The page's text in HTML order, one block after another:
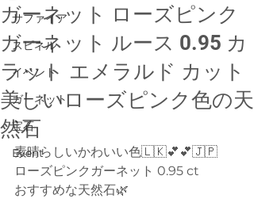
サファイア
スピネル
イベント
ガーネット
宝石
Event
ガーネット ローズピンク
ガーネット ルース 0.95 カ
ラット エメラルド カット
美しいローズピンク色の天
然石
素晴らしいかわいい色🇱🇰💕💕🇯🇵
ローズピンクガーネット 0.95 ct
おすすめな天然石🌿